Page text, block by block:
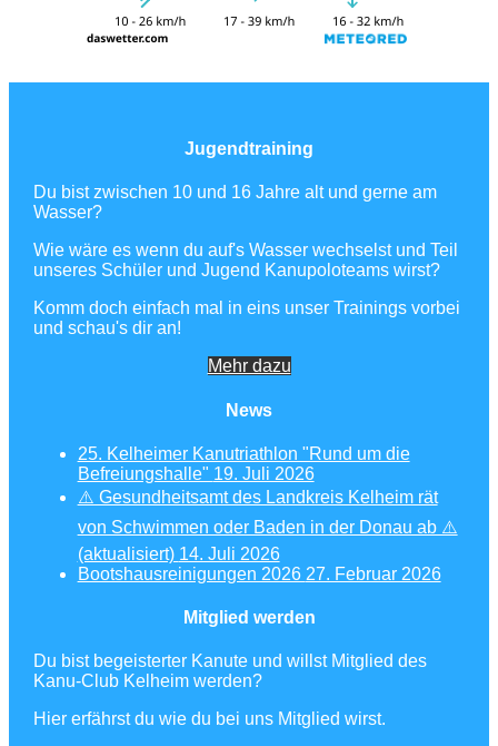
Jugendtraining
Du bist zwischen 10 und 16 Jahre alt und gerne am
Wasser?
Wie wäre es wenn du auf's Wasser wechselst und Teil
unseres Schüler und Jugend Kanupoloteams wirst?
Komm doch einfach mal in eins unser Trainings vorbei
und schau's dir an!
Mehr dazu
News
25. Kelheimer Kanutriathlon "Rund um die
Befreiungshalle" 19. Juli 2026
⚠️ Gesundheitsamt des Landkreis Kelheim rät
von Schwimmen oder Baden in der Donau ab ⚠️
(aktualisiert) 14. Juli 2026
Bootshausreinigungen 2026 27. Februar 2026
Mitglied werden
Du bist begeisterter Kanute und willst Mitglied des
Kanu-Club Kelheim werden?
Hier erfährst du wie du bei uns Mitglied wirst.